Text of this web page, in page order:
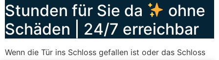
Stunden für Sie da
ohne
Schäden | 24/7 erreichbar
Wenn die Tür ins Schloss gefallen ist oder das Schloss